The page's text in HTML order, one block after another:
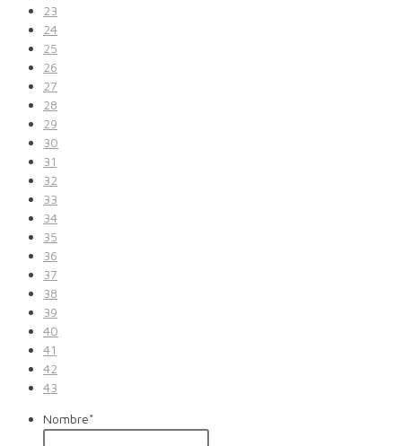
23
24
25
26
27
28
29
30
31
32
33
34
35
36
37
38
39
40
41
42
43
Nombre*